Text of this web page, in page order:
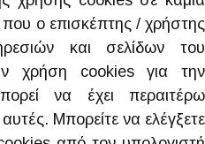
ο επισκέπτης / χρήστης
και σελίδων του
χρήση cookies για την
να έχει περαιτέρω
Μπορείτε να ελέγξετε